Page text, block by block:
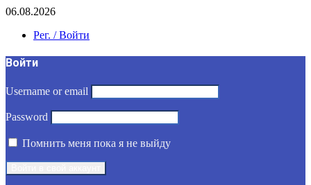
06.08.2026
Рег. / Войти
Войти
Username or email
Password
Помнить меня пока я не выйду